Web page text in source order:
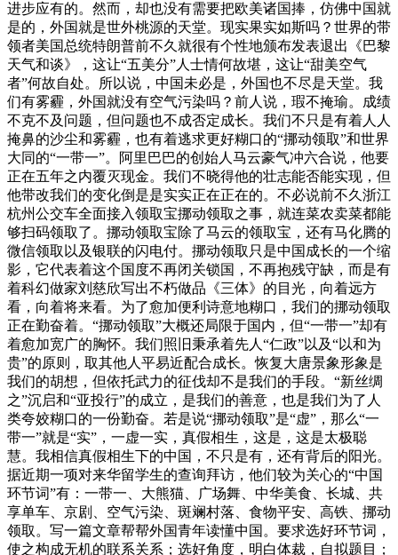
进步应有的。然而，却也没有需要把欧美诸国捧，仿佛中国就
是的，外国就是世外桃源的天堂。现实果实如斯吗？世界的带
领者美国总统特朗普前不久就很有个性地颁布发表退出《巴黎
天气和谈》，这让“五美分”人士情何故堪，这让“甜美空气
者”何故自处。所以说，中国未必是，外国也不尽是天堂。我
们有雾霾，外国就没有空气污染吗？前人说，瑕不掩瑜。成绩
不克不及问题，但问题也不成否定成长。我们不只是有着人人
掩鼻的沙尘和雾霾，也有着逃求更好糊口的“挪动领取”和世界
大同的“一带一”。阿里巴巴的创始人马云豪气冲六合说，他要
正在五年之内覆灭现金。我们不晓得他的壮志能否能实现，但
他带改我们的变化倒是是实实正在正在的。不必说前不久浙江
杭州公交车全面接入领取宝挪动领取之事，就连菜农卖菜都能
够扫码领取了。挪动领取宝除了马云的领取宝，还有马化腾的
微信领取以及银联的闪电付。挪动领取只是中国成长的一个缩
影，它代表着这个国度不再闭关锁国，不再抱残守缺，而是有
着科幻做家刘慈欣写出不朽做品《三体》的目光，向着远方
看，向着将来看。为了愈加便利诗意地糊口，我们的挪动领取
正在勤奋着。“挪动领取”大概还局限于国内，但“一带一”却有
着愈加宽广的胸怀。我们照旧秉承着先人“仁政”以及“以和为
贵”的原则，取其他人平易近配合成长。恢复大唐景象形象是
我们的胡想，但依托武力的征伐却不是我们的手段。“新丝绸
之”沉启和“亚投行”的成立，是我们的善意，也是我们为了人
类夸姣糊口的一份勤奋。若是说“挪动领取”是“虚”，那么“一
带一”就是“实”，一虚一实，真假相生，这是，这是太极聪
慧。我相信真假相生下的中国，不只是有，还有背后的阳光。
据近期一项对来华留学生的查询拜访，他们较为关心的“中国
环节词”有：一带一、大熊猫、广场舞、中华美食、长城、共
享单车、京剧、空气污染、斑斓村落、食物平安、高铁、挪动
领取。写一篇文章帮帮外国青年读懂中国。要求选好环节词，
使之构成无机的联系关系；选好角度，明白体裁，自拟题目；